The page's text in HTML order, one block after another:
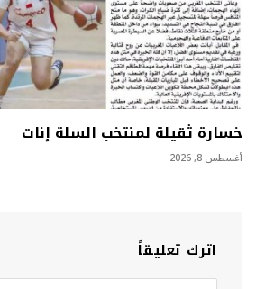
خسارة ثقيلة لمنتخب السلة إنات
أغسطس 8, 2026
اترك تعليقاً